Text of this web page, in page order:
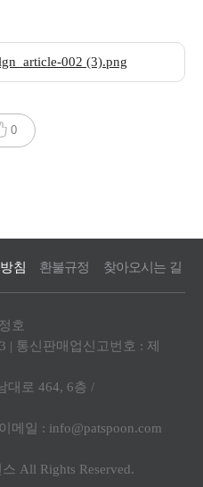
002 (3).png
0
침 환불규정 찾아오시는 길
호
| 통신판매업신고번호 : 제
대로 464, 6층 /
메일 : info@patspoon.com
All Rights Reserved.